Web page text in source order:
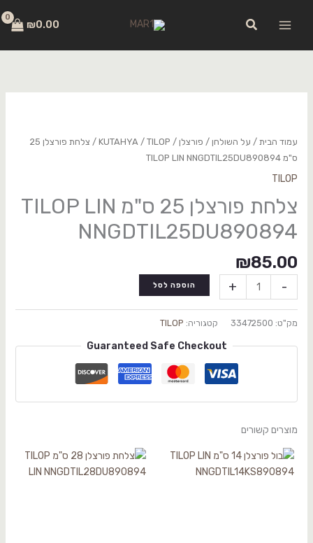
חיפוש ₪0.00
עמוד הבית/ על השולחן / פורצלן /
KUTAHYA /TILOP
/ צלחת פורצלן 25
ס"מ TILOP LIN NNGDTIL25DU890894
TILOP
צלחת פורצלן 25 ס"מ TILOP LIN
NNGDTIL25DU890894
₪85.00
-
צלחת
פורצלן
ס"מ
TILOP
NNGDTIL25DU890894
+ הוספה לסל
מק"ט: 33472500 קטגוריה: TILOP
Guaranteed Safe Checkout
מוצרים קשורים